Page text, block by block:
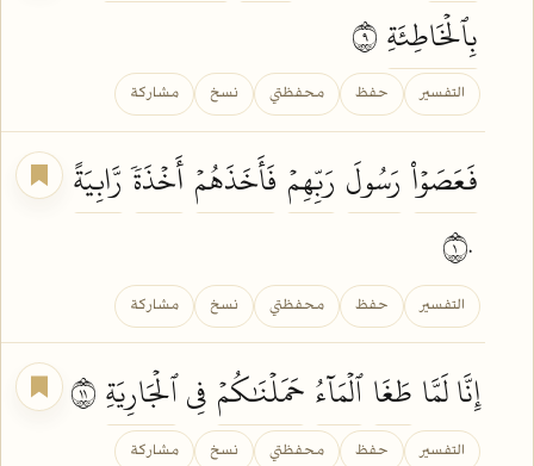
بِٱلۡخَاطِئَةِ
التفسير حفظ محفظتي نسخ مشاركة
فَعَصَوۡاْ رَسُولَ رَبِّهِمۡ فَأَخَذَهُمۡ أَخۡذَةٗ رَّابِيَةً
التفسير حفظ محفظتي نسخ مشاركة
إِنَّا لَمَّا طَغَاٱلۡمَآءُ حَمَلۡنَٰكُمۡ فِيٱلۡجَارِيَةِ
التفسير حفظ محفظتي نسخ مشاركة